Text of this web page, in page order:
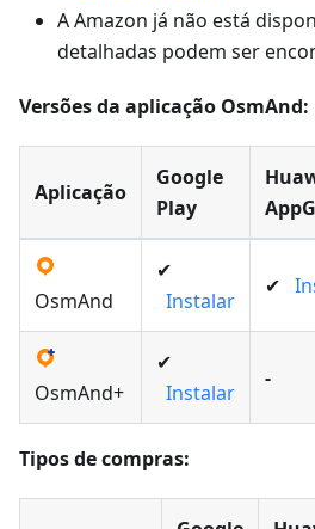
A Amazon já não está
detalhadas podem ser
Versões da aplicação OsmAnd:
Aplicação
Google
Play
OsmAnd
✔
Instalar
✔
OsmAnd+
✔
Instalar
-
Tipos de compras: